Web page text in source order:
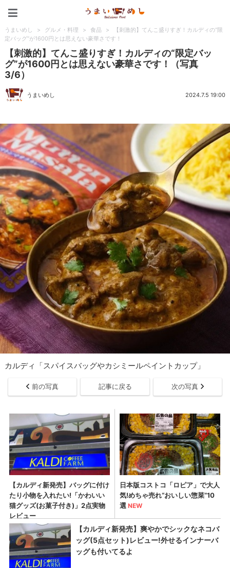
うまいめし > グルメ・料理 > 食品 >
【刺激的】てんこ盛りすぎ！カルディの“限
定バッグ”が1600円とは思えない豪華さです！
【刺激的】てんこ盛りすぎ！カルディの“限定バッ
グ”が1600円とは思えない豪華さです！（写真
3/6）
うまいめし 2024.7.5 19:00
カルディ「スパイスバッグやカシミールペイントカップ」
前の写真 記事に戻る 次の写真